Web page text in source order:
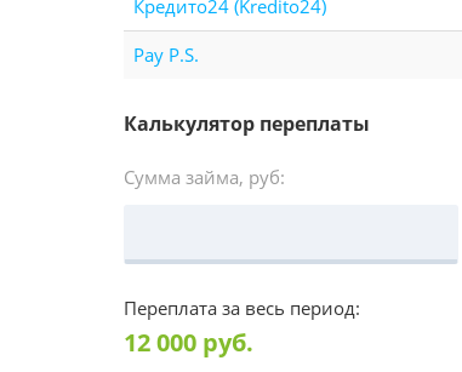
Кредито24 (Kredito24)
Pay P.S.
Калькулятор переплаты
Сумма займа, руб:
Переплата за весь период:
12 000 руб.